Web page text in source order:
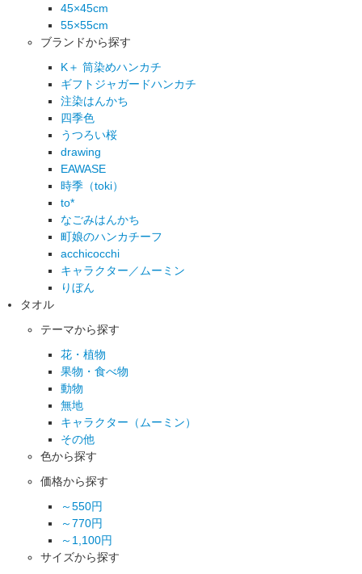
45×45cm
55×55cm
ブランドから探す
K＋ 筒染めハンカチ
ギフトジャガードハンカチ
注染はんかち
四季色
うつろい桜
drawing
EAWASE
時季（toki）
to*
なごみはんかち
町娘のハンカチーフ
acchicocchi
キャラクター／ムーミン
りぼん
タオル
テーマから探す
花・植物
果物・食べ物
動物
無地
キャラクター（ムーミン）
その他
色から探す
価格から探す
～550円
～770円
～1,100円
サイズから探す